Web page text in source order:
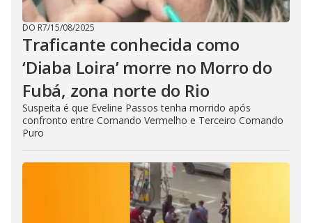
DO R7/15/08/2025
Traficante conhecida como
‘Diaba Loira’ morre no Morro do
Fubá, zona norte do Rio
Suspeita é que Eveline Passos tenha morrido após
confronto entre Comando Vermelho e Terceiro Comando
Puro